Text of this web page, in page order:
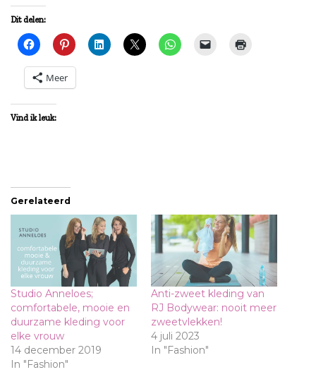
Dit delen:
Meer
Vind ik leuk:
Gerelateerd
Studio Anneloes;
comfortabele, mooie en
duurzame kleding voor
elke vrouw
14 december 2019
In "Fashion"
Anti-zweet kleding van
RJ Bodywear: nooit meer
zweetvlekken!
4 juli 2023
In "Fashion"